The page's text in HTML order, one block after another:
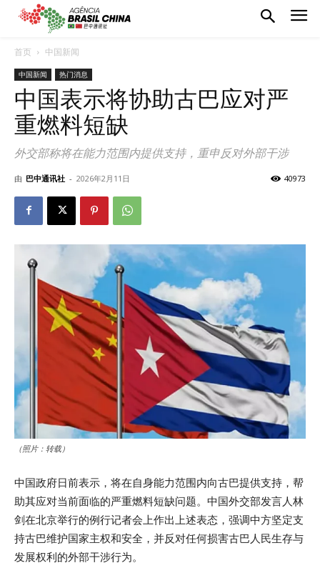
首页 中国新闻
中国新闻 热门消息
中国表示将协助古巴应对严
重燃料短缺
外交部称将在能力范围内提供支持，重申反对外部干涉
由 巴中通讯社 - 2026年2月11日 40973
（照片：转载）
中国政府日前表示，将在自身能力范围内向古巴提供支持，帮
助其应对当前面临的严重燃料短缺问题。中国外交部发言人林
剑在北京举行的例行记者会上作出上述表态，强调中方坚定支
持古巴维护国家主权和安全，并反对任何损害古巴人民生存与
发展权利的外部干涉行为。